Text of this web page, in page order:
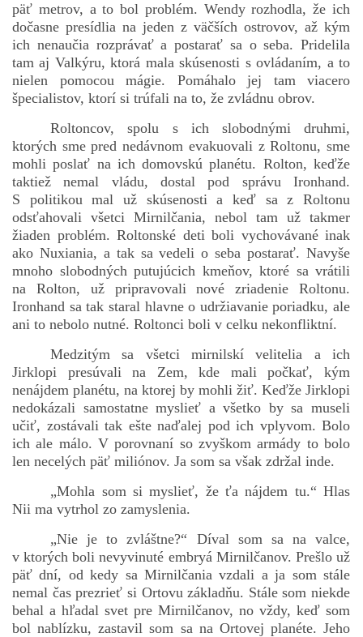
päť metrov, a to bol problém. Wendy rozhodla, že ich
dočasne presídlia na jeden z väčších ostrovov, až kým
ich nenaučia rozprávať a postarať sa o seba. Pridelila
tam aj Valkýru, ktorá mala skúsenosti s ovládaním, a to
nielen pomocou mágie. Pomáhalo jej tam viacero
špecialistov, ktorí si trúfali na to, že zvládnu obrov.
Roltoncov, spolu s ich slobodnými druhmi,
ktorých sme pred nedávnom evakuovali z Roltonu, sme
mohli poslať na ich domovskú planétu. Rolton, keďže
taktiež nemal vládu, dostal pod správu Ironhand.
S politikou mal už skúsenosti a keď sa z Roltonu
odsťahovali všetci Mirnilčania, nebol tam už takmer
žiaden problém. Roltonské deti boli vychovávané inak
ako Nuxiania, a tak sa vedeli o seba postarať. Navyše
mnoho slobodných putujúcich kmeňov, ktoré sa vrátili
na Rolton, už pripravovali nové zriadenie Roltonu.
Ironhand sa tak staral hlavne o udržiavanie poriadku, ale
ani to nebolo nutné. Roltonci boli v celku nekonfliktní.
Medzitým sa všetci mirnilskí velitelia a ich
Jirklopi presúvali na Zem, kde mali počkať, kým
nenájdem planétu, na ktorej by mohli žiť. Keďže Jirklopi
nedokázali samostatne myslieť a všetko by sa museli
učiť, zostávali tak ešte naďalej pod ich vplyvom. Bolo
ich ale málo. V porovnaní so zvyškom armády to bolo
len necelých päť miliónov. Ja som sa však zdržal inde.
„Mohla som si myslieť, že ťa nájdem tu.“ Hlas
Nii ma vytrhol zo zamyslenia.
„Nie je to zvláštne?“ Díval som sa na valce,
v ktorých boli nevyvinuté embryá Mirnilčanov. Prešlo už
päť dní, od kedy sa Mirnilčania vzdali a ja som stále
nemal čas prezrieť si Ortovu základňu. Stále som niekde
behal a hľadal svet pre Mirnilčanov, no vždy, keď som
bol nablízku, zastavil som sa na Ortovej planéte. Jeho